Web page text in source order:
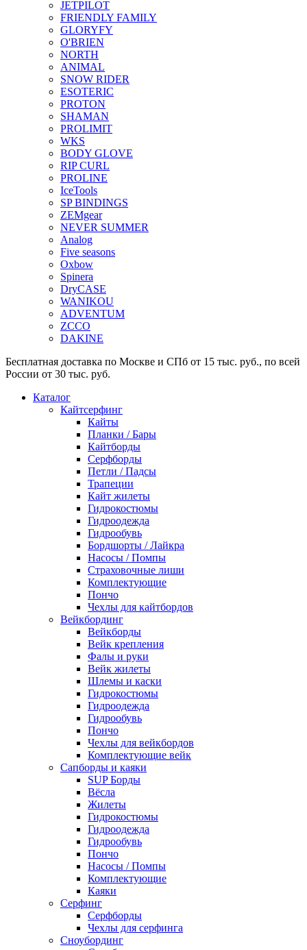
JETPILOT
FRIENDLY FAMILY
GLORYFY
O'BRIEN
NORTH
ANIMAL
SNOW RIDER
ESOTERIC
PROTON
SHAMAN
PROLIMIT
WKS
BODY GLOVE
RIP CURL
PROLINE
IceTools
SP BINDINGS
ZEMgear
NEVER SUMMER
Analog
Five seasons
Oxbow
Spinera
DryCASE
WANIKOU
ADVENTUM
ZCCO
DAKINE
Бесплатная доставка по Москве и СПб от 15 тыс. руб., по всей
России от 30 тыс. руб.
Каталог
Кайтсерфинг
Кайты
Планки / Бары
Кайтборды
Серфборды
Петли / Падсы
Трапеции
Кайт жилеты
Гидрокостюмы
Гидроодежда
Гидрообувь
Бордшорты / Лайкра
Насосы / Помпы
Страховочные лиши
Комплектующие
Пончо
Чехлы для кайтбордов
Вейкбординг
Вейкборды
Вейк крепления
Фалы и руки
Вейк жилеты
Шлемы и каски
Гидрокостюмы
Гидроодежда
Гидрообувь
Пончо
Чехлы для вейкбордов
Комплектующие вейк
Сапборды и каяки
SUP Борды
Вёсла
Жилеты
Гидрокостюмы
Гидроодежда
Гидрообувь
Пончо
Насосы / Помпы
Комплектующие
Каяки
Серфинг
Серфборды
Чехлы для серфинга
Сноубординг